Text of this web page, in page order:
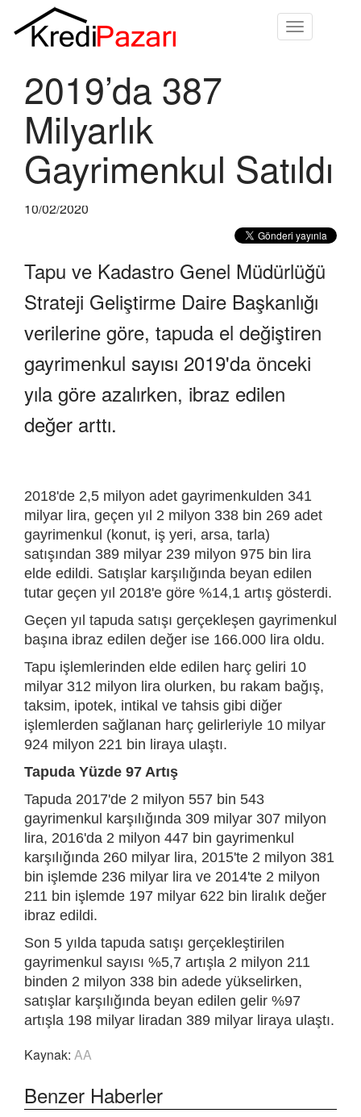
Toggle
2019’da 387
Milyarlık
Gayrimenkul Satıldı
10/02/2020
Tapu ve Kadastro Genel Müdürlüğü
Strateji Geliştirme Daire Başkanlığı
verilerine göre, tapuda el değiştiren
gayrimenkul sayısı 2019'da önceki
yıla göre azalırken, ibraz edilen
değer arttı.
2018'de 2,5 milyon adet gayrimenkulden 341
milyar lira, geçen yıl 2 milyon 338 bin 269 adet
gayrimenkul (konut, iş yeri, arsa, tarla)
satışından 389 milyar 239 milyon 975 bin lira
elde edildi. Satışlar karşılığında beyan edilen
tutar geçen yıl 2018'e göre %14,1 artış gösterdi.
Geçen yıl tapuda satışı gerçekleşen gayrimenkul
başına ibraz edilen değer ise 166.000 lira oldu.
Tapu işlemlerinden elde edilen harç geliri 10
milyar 312 milyon lira olurken, bu rakam bağış,
taksim, ipotek, intikal ve tahsis gibi diğer
işlemlerden sağlanan harç gelirleriyle 10 milyar
924 milyon 221 bin liraya ulaştı.
Tapuda Yüzde 97 Artış
Tapuda 2017'de 2 milyon 557 bin 543
gayrimenkul karşılığında 309 milyar 307 milyon
lira, 2016'da 2 milyon 447 bin gayrimenkul
karşılığında 260 milyar lira, 2015'te 2 milyon 381
bin işlemde 236 milyar lira ve 2014'te 2 milyon
211 bin işlemde 197 milyar 622 bin liralık değer
ibraz edildi.
Son 5 yılda tapuda satışı gerçekleştirilen
gayrimenkul sayısı %5,7 artışla 2 milyon 211
binden 2 milyon 338 bin adede yükselirken,
satışlar karşılığında beyan edilen gelir %97
artışla 198 milyar liradan 389 milyar liraya ulaştı.
Kaynak: AA
Benzer Haberler